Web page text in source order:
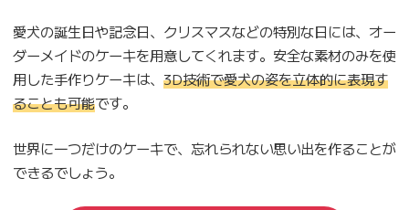
愛犬の誕生日や記念日、クリスマスなどの特別な日には、オー
ダーメイドのケーキを用意してくれます。安全な素材のみを使
用した手作りケーキは、 3D技術で愛犬の姿を立体的に表現す
ることも可能です。
世界に一つだけのケーキで、忘れられない思い出を作ることが
できるでしょう。